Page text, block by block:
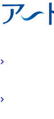
chevron_right
chevron_right